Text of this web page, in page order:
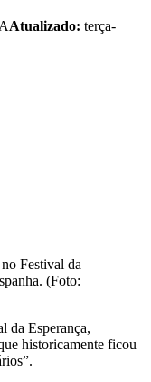
Atualizado: terça-
Festival da
(Foto:
da Esperança,
historicamente ficou